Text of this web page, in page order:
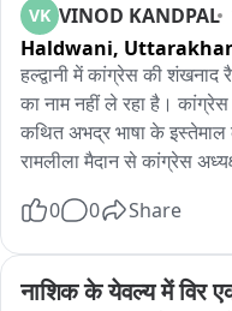
VK VINOD KANDPAL
Haldwani,
हल्द्वानी में कांग्रेस की
का नाम नहीं ले रहा है।
कथित अभद्र भाषा के इस्तेमाल
रामलीला मैदान से कांग्रेस
बीजेपी नेताओं और
देवभूमि की मर्यादा को ठेस
लोगों ने कहा "अल्लाह हू अकबर
0 0 Share
नाशिक के येवल्य में विर